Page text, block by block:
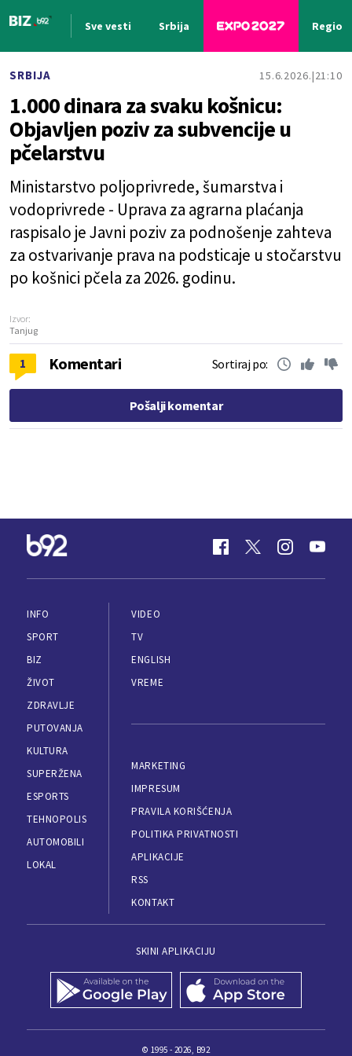
Sve vesti Srbija Region
SRBIJA 15.6.2026. 21:10
1.000 dinara za svaku košnicu:
Objavljen poziv za subvencije u
pčelarstvu
Ministarstvo poljoprivrede, šumarstva i
vodoprivrede - Uprava za agrarna plaćanja
raspisalo je Javni poziv za podnošenje zahteva
za ostvarivanje prava na podsticaje u stočarstvu
po košnici pčela za 2026. godinu.
Izvor:
Tanjug
1 Komentari Sortiraj po:
Pošalji komentar
INFO
SPORT
BIZ
ŽIVOT
ZDRAVLJE
PUTOVANJA
KULTURA
SUPERŽENA
ESPORTS
TEHNOPOLIS
AUTOMOBILI
LOKAL
VIDEO
TV
ENGLISH
VREME
MARKETING
IMPRESUM
PRAVILA KORIŠĆENJA
POLITIKA PRIVATNOSTI
APLIKACIJE
RSS
KONTAKT
SKINI APLIKACIJU
© 1995 - 2026, B92